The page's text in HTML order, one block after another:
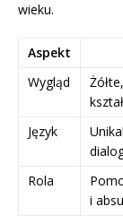
wieku.
Aspekt
Wygląd
Język
Rola
i